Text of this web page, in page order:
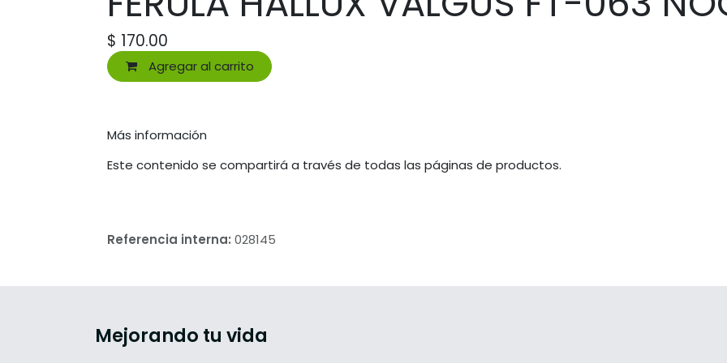
$ 170.00
Agregar al carrito
Más información
Este contenido se compartirá a través de todas las páginas de productos.
Referencia interna: 028145
Mejorando tu vida